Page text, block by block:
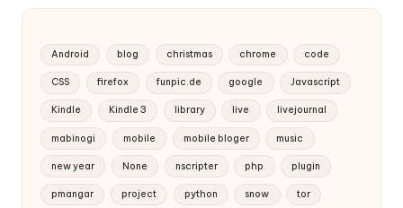
Android blog christmas chrome code
CSS firefox funpic.de google Javascript
Kindle Kindle 3 library live livejournal
mabinogi mobile mobile bloger music
new year None nscripter php plugin
pmangar project python snow tor